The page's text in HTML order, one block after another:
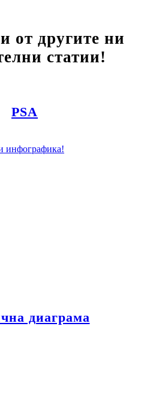
от другите ни
статии!
PSA
диаграма